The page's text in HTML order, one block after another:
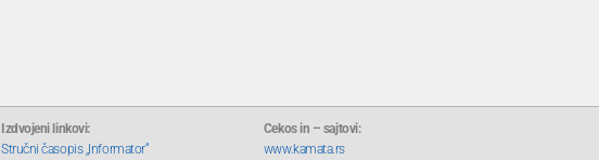
Izdvojeni linkovi:
Stručni časopis „Informator“
Cekos in – sajtovi:
www.kamata.rs